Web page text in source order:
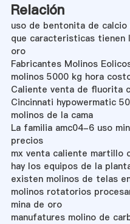
Relación
uso de bentonita de
que caracteristicas tienen
oro
Fabricantes Molinos
molinos 5000 kg hora
Caliente venta de fluorita
Cincinnati hypowermatic
molinos de la cama
La familia amc04-6 uso
precios
mx venta caliente martillo
hay los equipos de la
existen molinos de telas
molinos rotatorios
mina de oro
manufatures molino de